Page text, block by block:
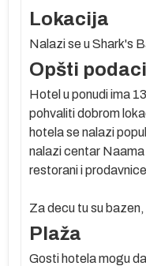
Lokacija
Nalazi se u Shark's
Opšti podaci
Hotel u ponudi ima
pohvaliti dobrom
hotela se nalazi
nalazi centar
restorani i
Za decu tu su
Plaža
Gosti hotela mogu